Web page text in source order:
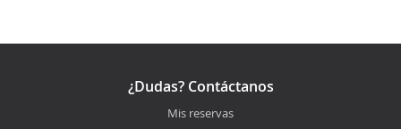
¿Dudas? Contáctanos
Mis reservas